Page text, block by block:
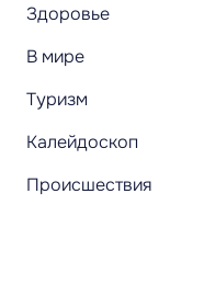
Здоровье
В мире
Туризм
Калейдоскоп
Происшествия